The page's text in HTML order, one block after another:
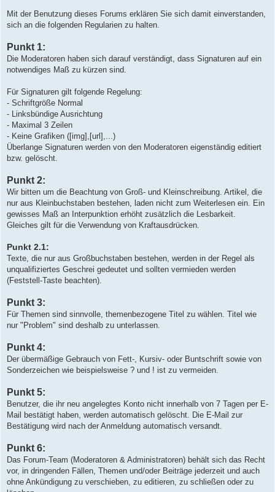
a
Mit der Benutzung dieses Forums erklären Sie sich damit einverstanden,
sich an die folgenden Regularien zu halten.
Punkt 1:
Die Moderatoren haben sich darauf verständigt, dass Signaturen auf ein
notwendiges Maß zu kürzen sind.
Für Signaturen gilt folgende Regelung:
- Schriftgröße Normal
- Linksbündige Ausrichtung
- Maximal 3 Zeilen
- Keine Grafiken ([img],[url],...)
Überlange Signaturen werden von den Moderatoren eigenständig editiert
bzw. gelöscht.
Punkt 2:
Wir bitten um die Beachtung von Groß- und Kleinschreibung. Artikel, die
nur aus Kleinbuchstaben bestehen, laden nicht zum Weiterlesen ein. Ein
gewisses Maß an Interpunktion erhöht zusätzlich die Lesbarkeit.
Gleiches gilt für die Verwendung von Kraftausdrücken.
Punkt 2.1:
Texte, die nur aus Großbuchstaben bestehen, werden in der Regel als
unqualifiziertes Geschrei gedeutet und sollten vermieden werden
(Feststell-Taste beachten).
Punkt 3:
Für Themen sind sinnvolle, themenbezogene Titel zu wählen. Titel wie
nur "Problem" sind deshalb zu unterlassen.
Punkt 4:
Der übermäßige Gebrauch von Fett-, Kursiv- oder Buntschrift sowie von
Sonderzeichen wie beispielsweise ? und ! ist zu vermeiden.
Punkt 5:
Benutzer, die ihr neu angelegtes Konto nicht innerhalb von 7 Tagen per E-
Mail bestätigt haben, werden automatisch gelöscht. Die E-Mail zur
Bestätigung wird nach der Anmeldung automatisch versandt.
Punkt 6:
Das Forum-Team (Moderatoren & Administratoren) behält sich das Recht
vor, in dringenden Fällen, Themen und/oder Beiträge jederzeit und auch
ohne Ankündigung zu verschieben, zu editieren, zu schließen oder zu